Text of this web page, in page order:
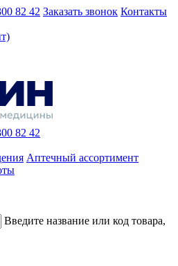
82 42 Заказать звонок Контакты
82 42
Аптечный ассортимент
Введите название или код товара,